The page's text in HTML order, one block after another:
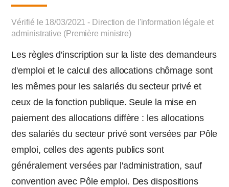
Vérifié le 18/03/2021 - Direction de l'information légale et
administrative (Première ministre)
Les règles d'inscription sur la liste des demandeurs
d'emploi et le calcul des allocations chômage sont
les mêmes pour les salariés du secteur privé et
ceux de la fonction publique. Seule la mise en
paiement des allocations diffère : les allocations
des salariés du secteur privé sont versées par Pôle
emploi, celles des agents publics sont
généralement versées par l'administration, sauf
convention avec Pôle emploi. Des dispositions